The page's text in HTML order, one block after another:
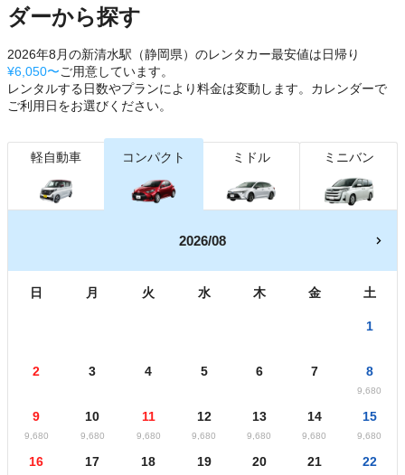
ダーから探す
2026年8月の新清水駅（静岡県）のレンタカー最安値は日帰り
¥6,050〜ご用意しています。
レンタルする日数やプランにより料金は変動します。カレンダーで
ご利用日をお選びください。
軽自動車 コンパクト ミドル ミニバン
2026/08
日 月 火 水 木 金 土
1
2 3 4 5 6 7 8
9,680
9
9,680
10
9,680
11
9,680
12
9,680
13
9,680
14
9,680
15
9,680
16 17 18 19 20 21 22